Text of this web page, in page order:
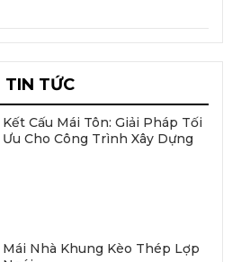
TIN TỨC
Kết Cấu Mái Tôn: Giải Pháp Tối
Ưu Cho Công Trình Xây Dựng
Mái Nhà Khung Kèo Thép Lợp